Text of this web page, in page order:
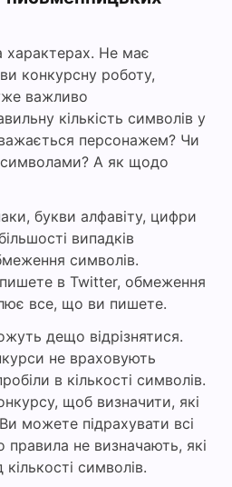
характерах. Не має
конкурсну роботу,
важливо
кількість символів у
персонажем? Чи
А як щодо
букви алфавіту, цифри
випадків
символів.
в Twitter, обмеження
все, що ви пишете.
дещо відрізнятися.
не враховують
в кількості символів.
щоб визначити, які
можете підрахувати всі
не визначають, які
кількості символів.